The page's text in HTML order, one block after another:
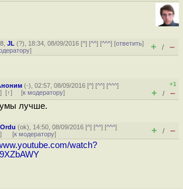
,JL (?), 18:34, 08/09/2016 [^] [^^] [^^^] [ответить]
] + / –
(-), 02:57, 08/09/2016 [^] [^^] [^^^]
] [↑] [к модератору]
+1
+ / –
лучше.
,Ordu (ok), 14:50, 08/09/2016 [^] [^^] [^^^]
] [к модератору] + / –
watch?